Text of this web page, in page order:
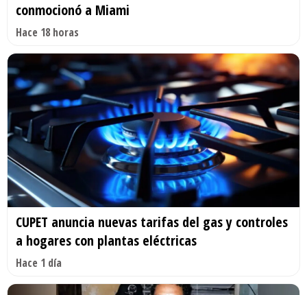
conmocionó a Miami
Hace 18 horas
CUPET anuncia nuevas tarifas del gas y controles
a hogares con plantas eléctricas
Hace 1 día